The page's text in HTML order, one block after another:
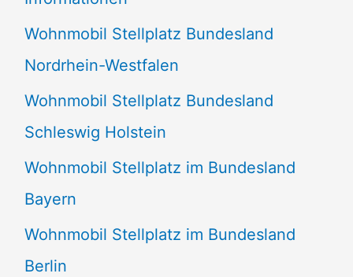
n
n
a
c
h
:
Wohnmobil Stellplatz Bundesland
Nordrhein-Westfalen
Wohnmobil Stellplatz Bundesland
Schleswig Holstein
Wohnmobil Stellplatz im Bundesland
Bayern
Wohnmobil Stellplatz im Bundesland
Berlin